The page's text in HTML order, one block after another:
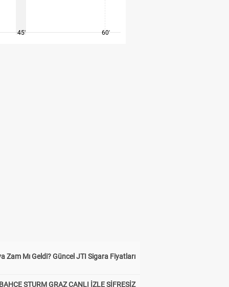
45' 60'
Zam Mı Geldi? Güncel JTI Sigara Fiyatları
STURM GRAZ CANLI İZLE ŞİFRESİZ